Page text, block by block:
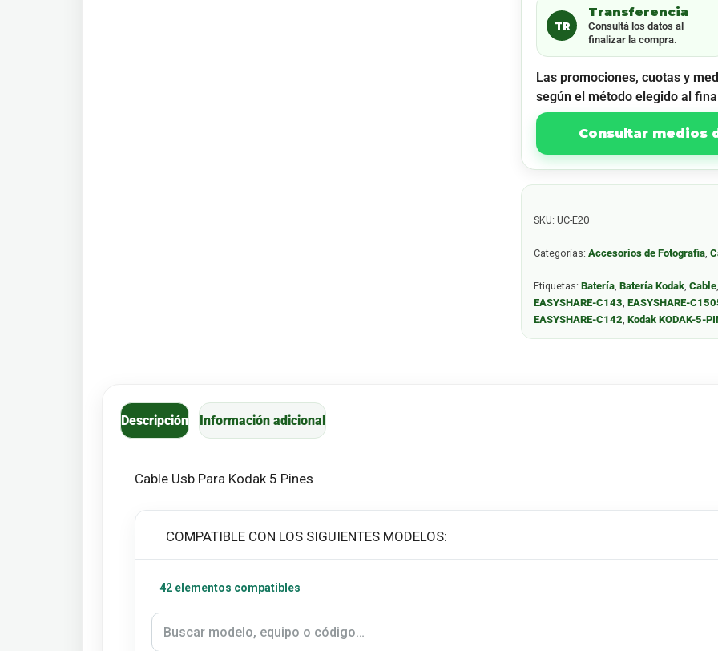
TR
Transferencia
Consultá los datos al
finalizar la compra.
Las promociones, cuotas y
según el método elegido al
Consultar medios
SKU:UC-E20
Categorías:Accesorios de Fotografia,
Etiquetas:Batería,Batería Kodak,Cable
EASYSHARE-C143,EASYSHARE-
EASYSHARE-C142,Kodak KODAK-5-
Descripción Información adicional
Cable Usb Para Kodak 5 Pines
COMPATIBLE CON LOS SIGUIENTES MODELOS:
42 elementos compatibles